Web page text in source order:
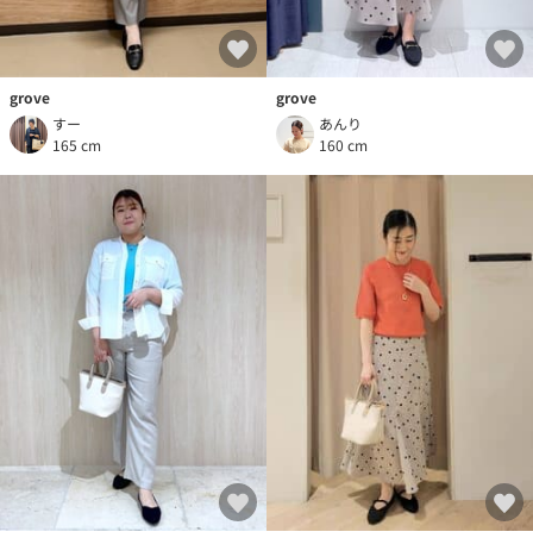
grove
すー
165 cm
grove
あんり
160 cm